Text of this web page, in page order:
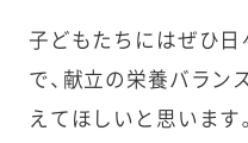
子どもたちにはぜひ
で、献立の栄養バラン
えてほしいと思います。